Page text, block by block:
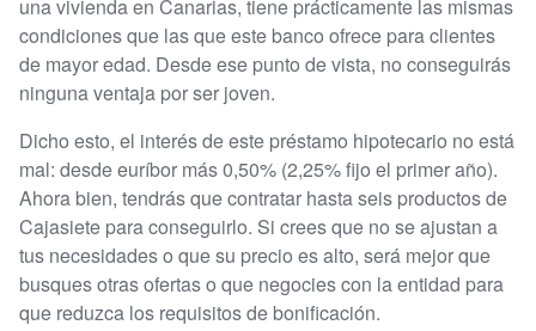
una vivienda en Canarias, tiene prácticamente las mismas
condiciones que las que este banco ofrece para clientes
de mayor edad. Desde ese punto de vista, no conseguirás
ninguna ventaja por ser joven.
Dicho esto, el interés de este préstamo hipotecario no está
mal: desde euríbor más 0,50% (2,25% fijo el primer año).
Ahora bien, tendrás que contratar hasta seis productos de
Cajasiete para conseguirlo. Si crees que no se ajustan a
tus necesidades o que su precio es alto, será mejor que
busques otras ofertas o que negocies con la entidad para
que reduzca los requisitos de bonificación.